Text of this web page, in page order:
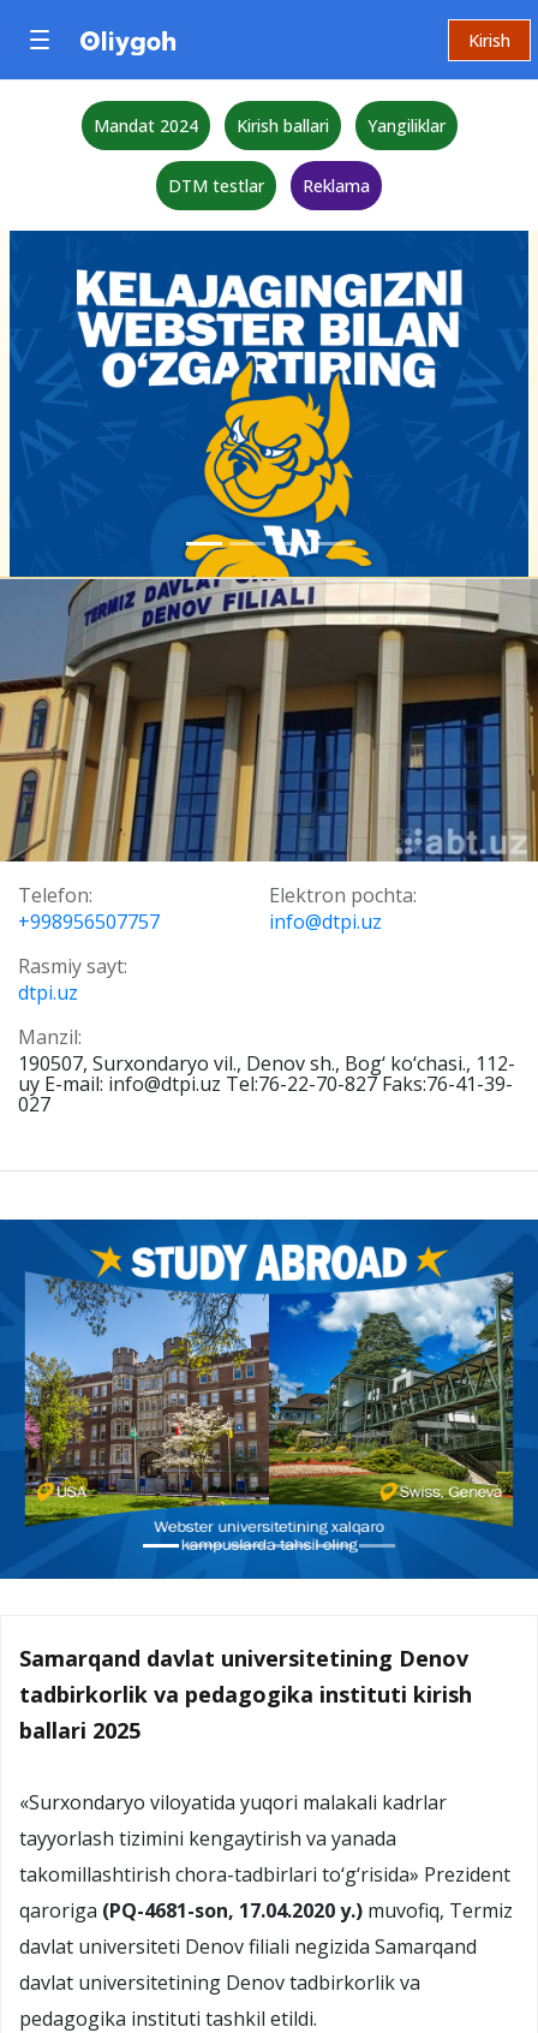
Kirish
Mandat 2024 Kirish ballari Yangiliklar
DTM testlar Reklama
Telefon:
+998956507757
Elektron pochta:
info@dtpi.uz
Rasmiy sayt:
dtpi.uz
Manzil:
190507, Surxondaryo vil., Denov sh., Bog‘ ko‘chasi., 112-
uy E-mail: info@dtpi.uz Tel:76-22-70-827 Faks:76-41-39-
027
Samarqand davlat universitetining Denov
tadbirkorlik va pedagogika instituti kirish
ballari 2025
«Surxondaryo viloyatida yuqori malakali kadrlar
tayyorlash tizimini kengaytirish va yanada
takomillashtirish chora-tadbirlari to‘g‘risida» Prezident
qaroriga (PQ-4681-son, 17.04.2020 y.) muvofiq, Termiz
davlat universiteti Denov filiali negizida Samarqand
davlat universitetining Denov tadbirkorlik va
pedagogika instituti tashkil etildi.